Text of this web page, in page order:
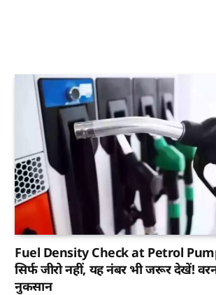
Fuel Density Check at Petrol Pump
सिर्फ जीरो नहीं, यह नंबर भी जरूर देखें!
नुकसान